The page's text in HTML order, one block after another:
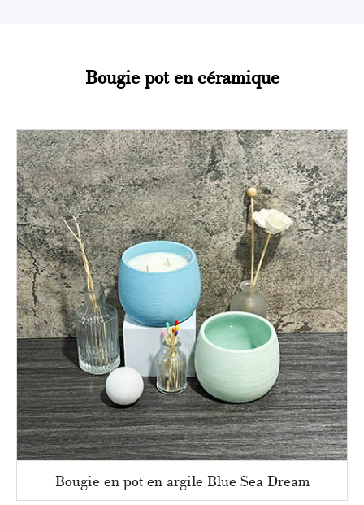
Bougie pot en céramique
Bougie en pot en argile Blue Sea Dream